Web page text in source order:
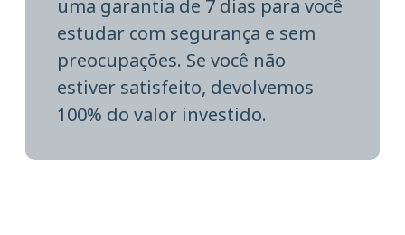
uma garantia de 7 dias para você
estudar com segurança e sem
preocupações. Se você não
estiver satisfeito, devolvemos
100% do valor investido.